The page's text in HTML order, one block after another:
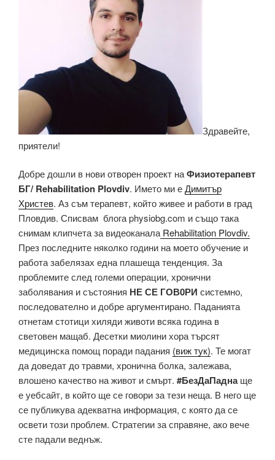
Здравейте,
приятели!
Добре дошли в нови отворен проект наФизиотерапевт
БГ/ Rehabilitation Plovdiv. Името ми еДимитър
Христев. Аз съм терапевт, който живее и работи в град
Пловдив. Списвам блога physiobg.com и също така
снимам клипчета за видеоканалаRehabilitation Plovdiv.
През последните няколко години на моето обучение и
работа забелязах една плашеща тенденция. За
проблемите след големи операции, хронични
заболявания и състояния НЕ СЕ ГОВ0РИ системно,
последователно и добре аргументирано. Паданията
отнетам стотици хиляди животи всяка година в
световен мащаб. Десетки миолини хора търсят
медицинска помощ поради падания (виж тук). Те могат
да доведат до травми, хронична болка, залежава,
влошено качество на живот и смърт. #БезДаПаднаще
е уебсайт, в който ще се говори за тези неща. В него ще
се публикува адекватна информация, с която да се
освети този проблем. Стратегии за справяне, ако вече
сте падали веднъж.